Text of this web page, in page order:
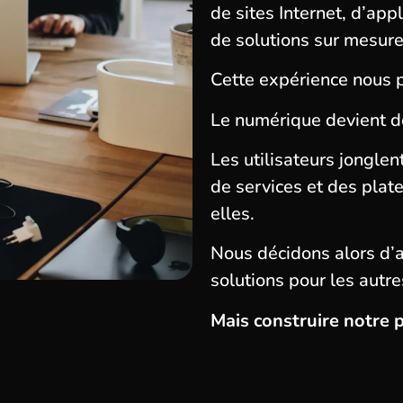
de sites Internet,
de solutions sur
Cette expérience nous
Le numérique devient
Les utilisateurs
de services et des
elles.
Nous décidons alors
solutions pour les
Mais construire notre